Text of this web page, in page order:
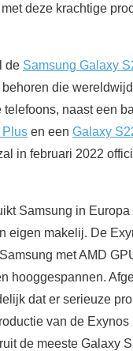
deze krachtige
de Samsung Galaxy
die
telefoons, naast een
Plus en een Galaxy
in februari 2022
Samsung in
eigen makelij. De
met AMD
hooggespannen.
dat er serieuze
van de
de meeste Galaxy